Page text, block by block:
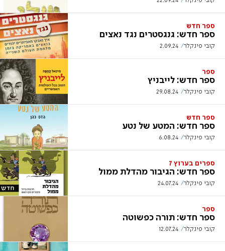
ספר חדש
ספר חדש: גנגסטרים נגד נאצים
קובי פינקלר 2.09.24
ספר
ספר חדש: לייבניץ
קובי פינקלר 29.08.24
ספר חדש
ספר חדש: המטע של נטע
קובי פינקלר 6.08.24
ספרים בערוץ 7
ספר חדש: הגיבור מהדלת ממול
קובי פינקלר 24.07.24
ספר
ספר חדש: תורה כפשוטה
קובי פינקלר 12.07.24